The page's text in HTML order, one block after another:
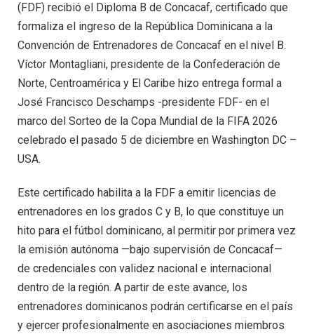
(FDF) recibió el Diploma B de Concacaf, certificado que
formaliza el ingreso de la República Dominicana a la
Convención de Entrenadores de Concacaf en el nivel B.
Víctor Montagliani, presidente de la Confederación de
Norte, Centroamérica y El Caribe hizo entrega formal a
José Francisco Deschamps -presidente FDF- en el
marco del Sorteo de la Copa Mundial de la FIFA 2026
celebrado el pasado 5 de diciembre en Washington DC –
USA.
Este certificado habilita a la FDF a emitir licencias de
entrenadores en los grados C y B, lo que constituye un
hito para el fútbol dominicano, al permitir por primera vez
la emisión autónoma —bajo supervisión de Concacaf—
de credenciales con validez nacional e internacional
dentro de la región. A partir de este avance, los
entrenadores dominicanos podrán certificarse en el país
y ejercer profesionalmente en asociaciones miembros